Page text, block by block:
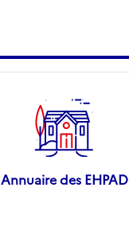
Annuaire des EHPAD